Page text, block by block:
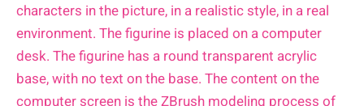
characters in the picture, in a realistic style, in a real
environment. The figurine is placed on a computer
desk. The figurine has a round transparent acrylic
base, with no text on the base. The content on the
computer screen is the ZBrush modeling process of